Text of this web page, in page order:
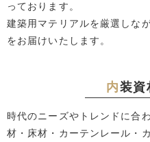
っております。
建築用マテリアルを厳選しな
をお届けいたします。
内装資
時代のニーズやトレンドに合
材・床材・カーテンレール・